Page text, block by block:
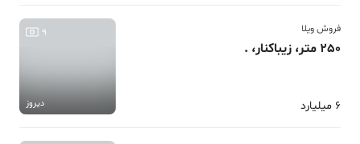
فروش ویلا
250 متر، زیباکنار، .
6 میلیارد
9
دیروز